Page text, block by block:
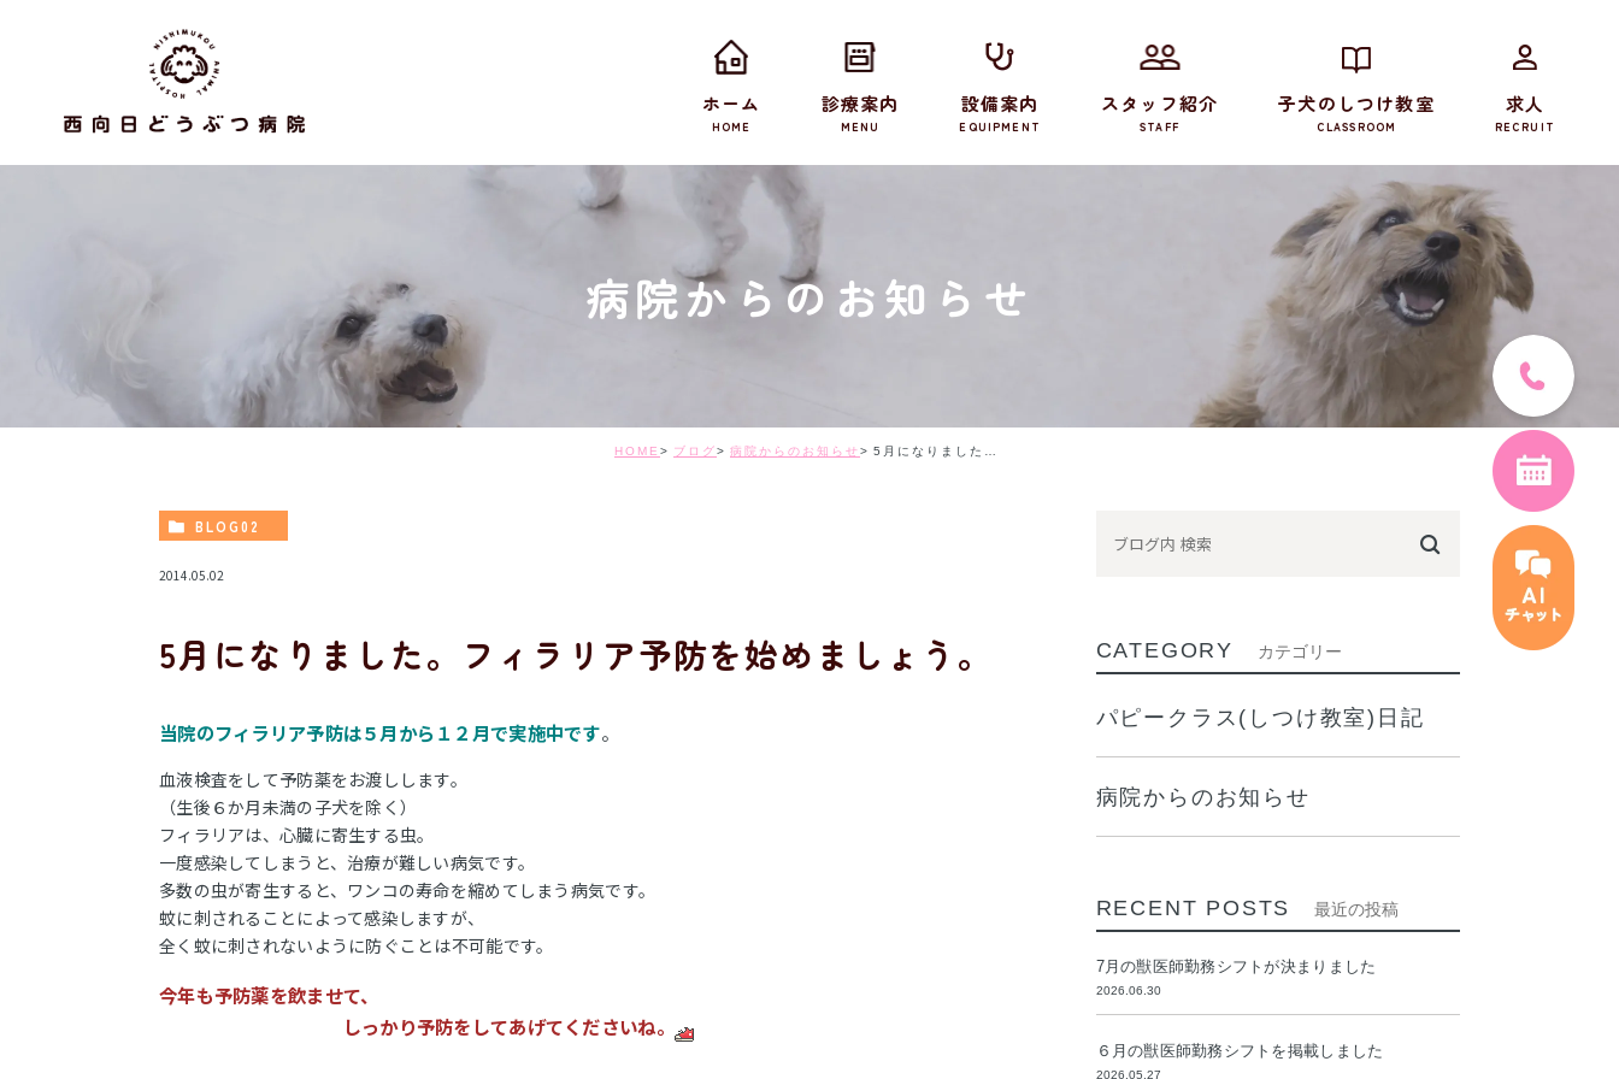
ホーム
HOME
診療案内
MENU
設備案内
EQUIPMENT
スタッフ紹介
STAFF
子犬のしつけ教室
CLASSROOM
求人
RECRUIT
病院からのお知らせ
HOME ブログ 病院からのお知らせ 5月になりました。フィラリア予防を始めましょう。
BLOG02
2014.05.02
5月になりました。フィラリア予防を始めましょう。
当院のフィラリア予防は５月から１２月で実施中です。
血液検査をして予防薬をお渡しします。
（生後６か月未満の子犬を除く）
フィラリアは、心臓に寄生する虫。
一度感染してしまうと、治療が難しい病気です。
多数の虫が寄生すると、ワンコの寿命を縮めてしまう病気です。
蚊に刺されることによって感染しますが、
全く蚊に刺されないように防ぐことは不可能です。
今年も予防薬を飲ませて、
しっかり予防をしてあげてくださいね。
CATEGORY カテゴリー
パピークラス(しつけ教室)日記
病院からのお知らせ
RECENT POSTS 最近の投稿
7月の獣医師勤務シフトが決まりました
2026.06.30
６月の獣医師勤務シフトを掲載しました
2026.05.27